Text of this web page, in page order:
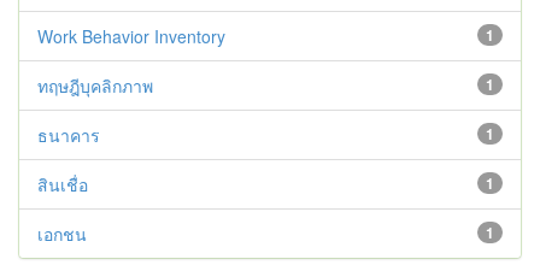
1
Work Behavior Inventory
1
ทฤษฎีบุคลิกภาพ
1
ธนาคาร
1
สินเชื่อ
1
เอกชน